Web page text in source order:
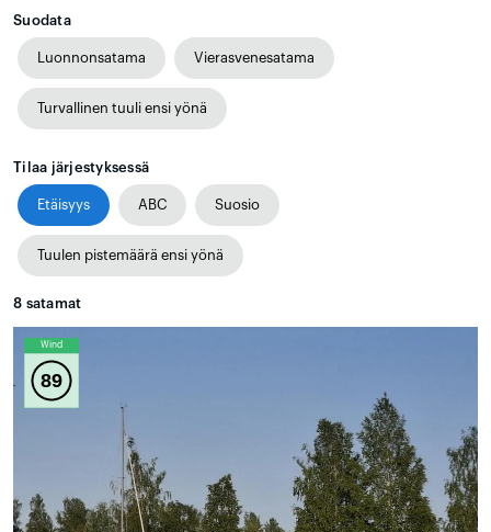
Suodata
Luonnonsatama Vierasvenesatama
Turvallinen tuuli ensi yönä
Tilaa järjestyksessä
Etäisyys ABC Suosio
Tuulen pistemäärä ensi yönä
8 satamat
Wind
89